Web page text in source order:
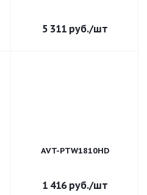
5 311руб./шт
AVT-PTW1810HD
1 416руб./шт